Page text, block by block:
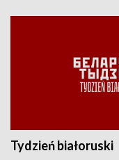
Tydzień białoruski